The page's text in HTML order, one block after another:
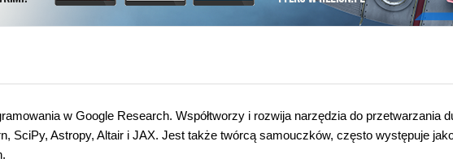
w Google Research. Współtworzy i rozwija narzędzia do przetwarzania
SciPy, Astropy, Altair i JAX. Jest także twórcą samouczków, często występuje